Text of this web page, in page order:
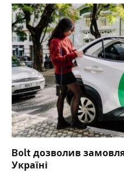
Bolt дозволив
Україні